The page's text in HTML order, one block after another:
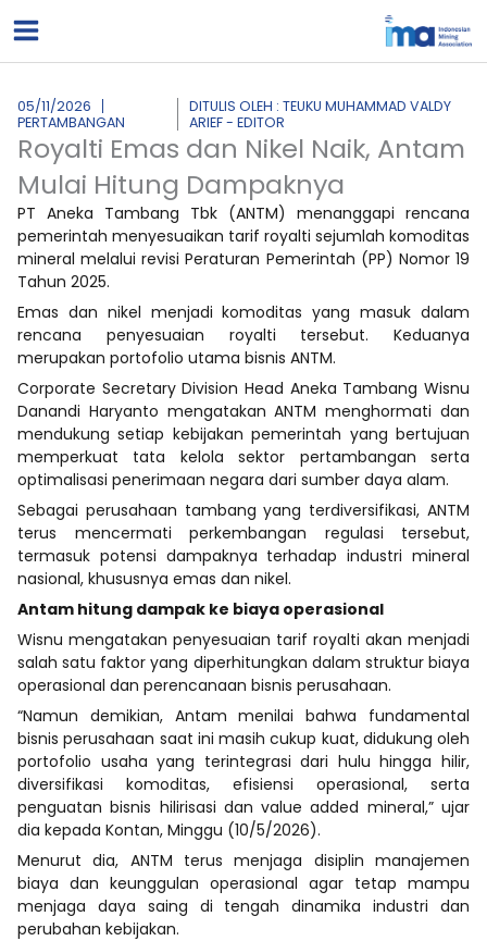
ke
05/11/2026
PERTAMBANGAN
DITULIS OLEH : TEUKU MUHAMMAD VALDY
ARIEF - EDITOR
Royalti Emas dan Nikel Naik, Antam
Mulai Hitung Dampaknya
PT Aneka Tambang Tbk (ANTM) menanggapi rencana
pemerintah menyesuaikan tarif royalti sejumlah komoditas
mineral melalui revisi Peraturan Pemerintah (PP) Nomor 19
Tahun 2025.
Emas dan nikel menjadi komoditas yang masuk dalam
rencana penyesuaian royalti tersebut. Keduanya
merupakan portofolio utama bisnis ANTM.
Corporate Secretary Division Head Aneka Tambang Wisnu
Danandi Haryanto mengatakan ANTM menghormati dan
mendukung setiap kebijakan pemerintah yang bertujuan
memperkuat tata kelola sektor pertambangan serta
optimalisasi penerimaan negara dari sumber daya alam.
Sebagai perusahaan tambang yang terdiversifikasi, ANTM
terus mencermati perkembangan regulasi tersebut,
termasuk potensi dampaknya terhadap industri mineral
nasional, khususnya emas dan nikel.
Antam hitung dampak ke biaya operasional
Wisnu mengatakan penyesuaian tarif royalti akan menjadi
salah satu faktor yang diperhitungkan dalam struktur biaya
operasional dan perencanaan bisnis perusahaan.
“Namun demikian, Antam menilai bahwa fundamental
bisnis perusahaan saat ini masih cukup kuat, didukung oleh
portofolio usaha yang terintegrasi dari hulu hingga hilir,
diversifikasi komoditas, efisiensi operasional, serta
penguatan bisnis hilirisasi dan value added mineral,” ujar
dia kepada Kontan, Minggu (10/5/2026).
Menurut dia, ANTM terus menjaga disiplin manajemen
biaya dan keunggulan operasional agar tetap mampu
menjaga daya saing di tengah dinamika industri dan
perubahan kebijakan.